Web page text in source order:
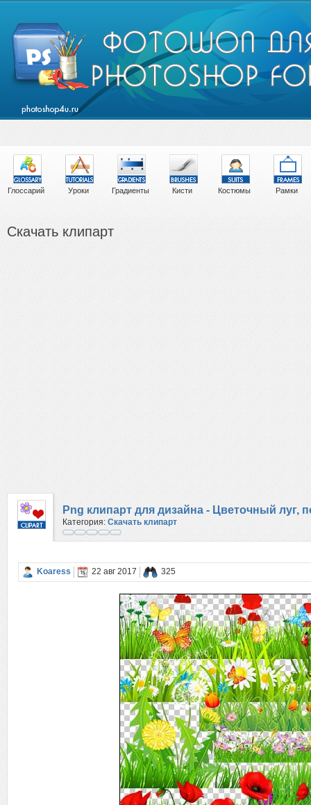
Глоссарий Уроки Градиенты Кисти Костюмы Рамки
Скачать клипарт
Png клипарт для дизайна - Цветочный луг,
Категория: Скачать клипарт
Koaress 22 авг 2017 325